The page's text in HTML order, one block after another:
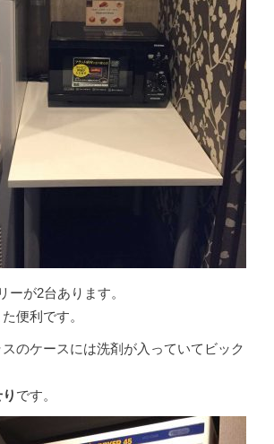
ーが2台あります。
便利です。
のケースには洗剤が入っていてビック
です。